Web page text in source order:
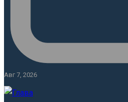
Авг 7, 2026